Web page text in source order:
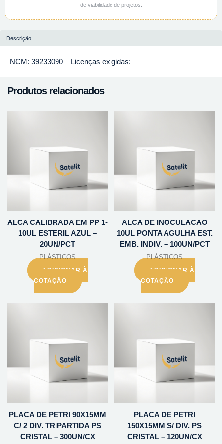
de viabilidade de projetos.
Descrição
NCM: 39233090 – Licenças exigidas: –
Produtos relacionados
ALCA CALIBRADA EM PP 1-
10UL ESTERIL AZUL –
20UN/PCT
PLÁSTICOS
ADICIONAR À
COTAÇÃO
ALCA DE INOCULACAO
10UL PONTA AGULHA EST.
EMB. INDIV. – 100UN/PCT
PLÁSTICOS
ADICIONAR À
COTAÇÃO
PLACA DE PETRI 90X15MM
C/ 2 DIV. TRIPARTIDA PS
CRISTAL – 300UN/CX
PLACA DE PETRI
150X15MM S/ DIV. PS
CRISTAL – 120UN/CX